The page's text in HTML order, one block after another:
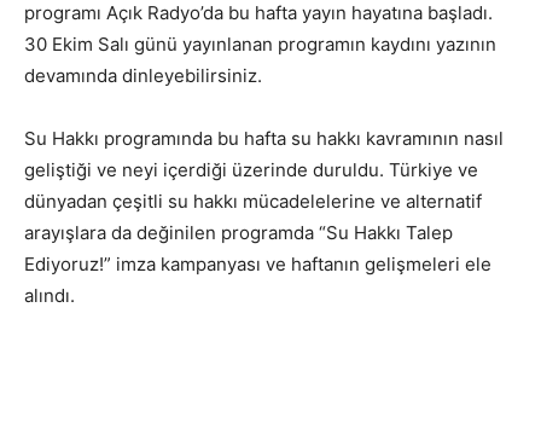
programı Açık Radyo’da bu hafta yayın hayatına başladı.
30 Ekim Salı günü yayınlanan programın kaydını yazının
devamında dinleyebilirsiniz.
Su Hakkı programında bu hafta su hakkı kavramının nasıl
geliştiği ve neyi içerdiği üzerinde duruldu. Türkiye ve
dünyadan çeşitli su hakkı mücadelelerine ve alternatif
arayışlara da değinilen programda “Su Hakkı Talep
Ediyoruz!” imza kampanyası ve haftanın gelişmeleri ele
alındı.